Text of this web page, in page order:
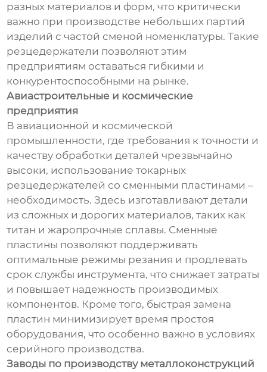
разных материалов и форм, что критически
важно при производстве небольших партий
изделий с частой сменой номенклатуры. Такие
резцедержатели позволяют этим
предприятиям оставаться гибкими и
конкурентоспособными на рынке.
Авиастроительные и космические
предприятия
В авиационной и космической
промышленности, где требования к точности и
качеству обработки деталей чрезвычайно
высоки, использование токарных
резцедержателей со сменными пластинами –
необходимость. Здесь изготавливают детали
из сложных и дорогих материалов, таких как
титан и жаропрочные сплавы. Сменные
пластины позволяют поддерживать
оптимальные режимы резания и продлевать
срок службы инструмента, что снижает затраты
и повышает надежность производимых
компонентов. Кроме того, быстрая замена
пластин минимизирует время простоя
оборудования, что особенно важно в условиях
серийного производства.
Заводы по производству металлоконструкций